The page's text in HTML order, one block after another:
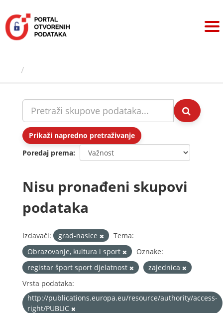
sadržaj
Prikaži napredno pretraživanje
Poredaj prema
Nisu pronađeni skupovi
podataka
Izdavači: grad-nasice
Tema:
Obrazovanje, kultura i sport
Oznake:
registar šport sport djelatnost
zajednica
Vrsta podataka:
http://publications.europa.eu/resource/authority/access-
right/PUBLIC